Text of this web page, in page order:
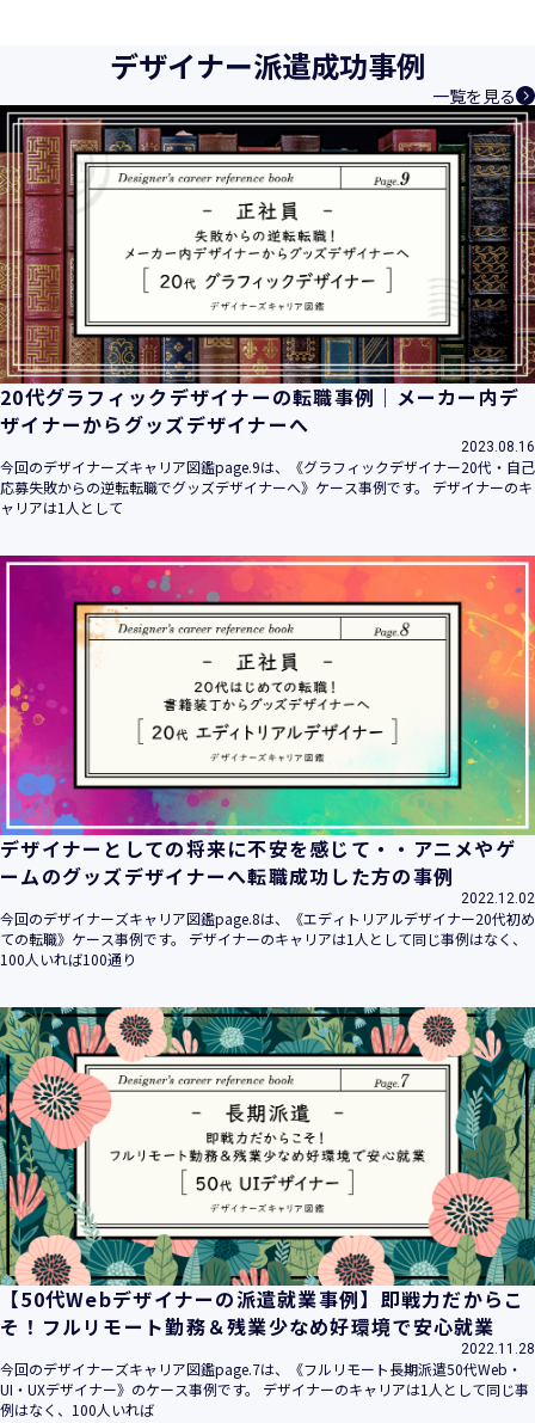
様、お取引先関係者の個人情報及び特定個人情報などを、人
材派遣サービス、人材紹介サービス、請負サービス、その
他、利用者の皆さまの「活躍の場の創造」と「就業の機会の
創出」に利用しています。また、従業者の情報及び特定個人
情報などを従業者管理に利用します。これらから当社にとっ
て個人情報及び特定個人情報の保護が重大な責務であると同
時に、個人情報などの保護を徹底することは企業の社会的責
務と認識しております。そこで、個人情報保護理念と自ら定
めた行動規範に基づき、社会的使命を十分に認識し、本人の
権利の保護、個人情報に関する法規制等を遵守致します。
また、以下に示す方針を具現化するための個人情報保護マネ
ジメントシステムを構築し、最新のＩＴ技術の動向、社会的
要請の変化、経営環境の変動等を常に認識しながら、その継
続的改善に、全社を挙げて取り組むことをここに宣言致しま
す。
当社は、事業の目的に適切な個人情報の取得・利用及び提供
を行い、特定された利用目的の達成に必要な範囲を超えた個
人情報の取扱いを行いません。また、そのための措置を講じ
当社は個人情報の取扱いに関する法令、国が定める指針その
他の規範を遵守致します。
当社は個人情報の漏えい、滅失、き損などのリスクに対して
は、合理的な安全対策を講じて防止する規程、体制を構築
し、継続的に向上させていきます。また、万一の際には速や
かに是正措置を講じます。
当社は個人情報取扱いに関する苦情及び相談に対しては、迅
速かつ誠実に対応致します。
個人情報保護マネジメントシステムは、当社を取り巻く環境
の変化と実情を踏まえ、適時・適切に見直して継続的に改善
をはかっていきます。
個人情報保護方針に関するお問合せ先 兼 個人情報に関する苦
情・相談窓口
株式会社 ユウクリ 個人情報保護管理責任者 安部 洋平
〒151-0073 東京都渋谷区笹塚1-55-7 マルエスファーストビ
ル 7F
info@y-create.co.jp
電話番号：03-6712-7970（土日休日を除く9:00～18:00）
平成16年 2月 1日
平成21年 3月23日 改訂
平成23年 4月 1日 改訂
平成26年 9月10日 改訂
平成27年 6月24日 改訂
平成28年11月 1日 改訂
平成30年 7月 1日 改訂
令和6年 5月 1日 改訂
令和7年 2月17日 改訂
株式会社ユウクリ（以下「当社」といいます。）が取得する
個人情報とは、個人の識別に係る以下の情報をいいます。
デザイナー派遣成功事例
一覧を見る
20代グラフィックデザイナーの転職事例｜メーカー内デ
ザイナーからグッズデザイナーへ
2023.08.16
今回のデザイナーズキャリア図鑑page.9は、《グラフィックデザイナー20代・自己
応募失敗からの逆転転職でグッズデザイナーへ》ケース事例です。 デザイナーのキ
ャリアは1人として
デザイナーとしての将来に不安を感じて・・アニメやゲ
ームのグッズデザイナーへ転職成功した方の事例
2022.12.02
今回のデザイナーズキャリア図鑑page.8は、《エディトリアルデザイナー20代初め
ての転職》ケース事例です。 デザイナーのキャリアは1人として同じ事例はなく、
100人いれば100通り
【50代Webデザイナーの派遣就業事例】即戦力だからこ
そ！フルリモート勤務＆残業少なめ好環境で安心就業
2022.11.28
今回のデザイナーズキャリア図鑑page.7は、《フルリモート長期派遣50代Web・
UI・UXデザイナー》のケース事例です。 デザイナーのキャリアは1人として同じ事
例はなく、100人いれば